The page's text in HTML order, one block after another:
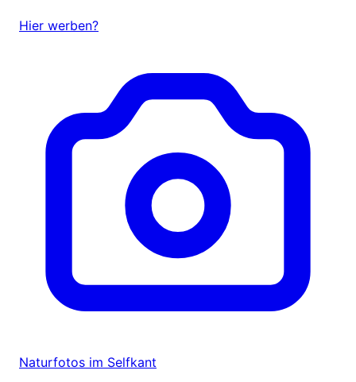
Hier werben?
Naturfotos im Selfkant